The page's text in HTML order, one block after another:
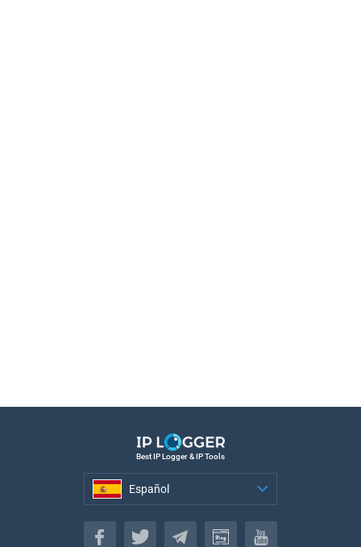
Best IP Logger & IP Tools
Español
Español